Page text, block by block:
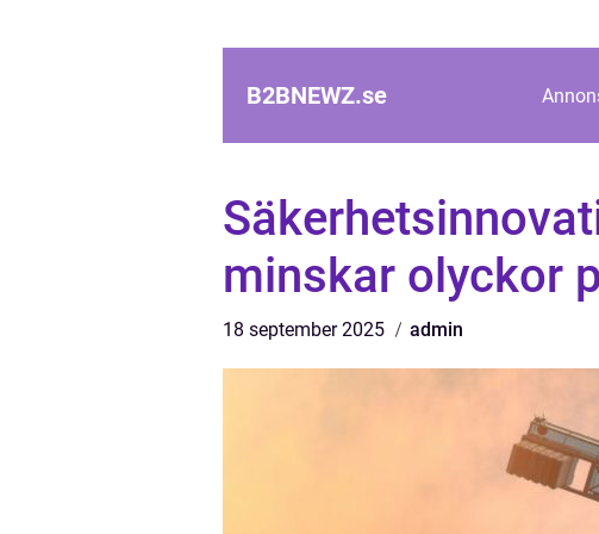
B2BNEWZ.se
minskar olyckor
18 september 2025 admin